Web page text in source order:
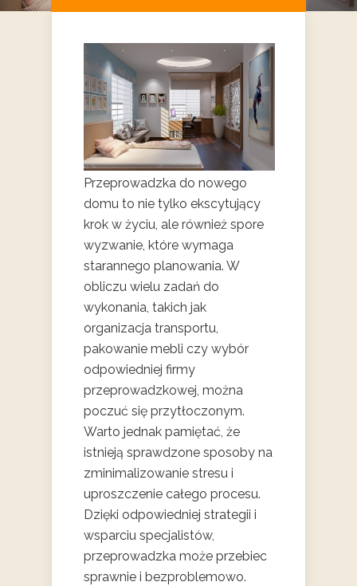
Przeprowadzka do nowego
domu to nie tylko ekscytujący
krok w życiu, ale również spore
wyzwanie, które wymaga
starannego planowania. W
obliczu wielu zadań do
wykonania, takich jak
organizacja transportu,
pakowanie mebli czy wybór
odpowiedniej firmy
przeprowadzkowej, można
poczuć się przytłoczonym.
Warto jednak pamiętać, że
istnieją sprawdzone sposoby na
zminimalizowanie stresu i
uproszczenie całego procesu.
Dzięki odpowiedniej strategii i
wsparciu specjalistów,
przeprowadzka może przebiec
sprawnie i bezproblemowo.